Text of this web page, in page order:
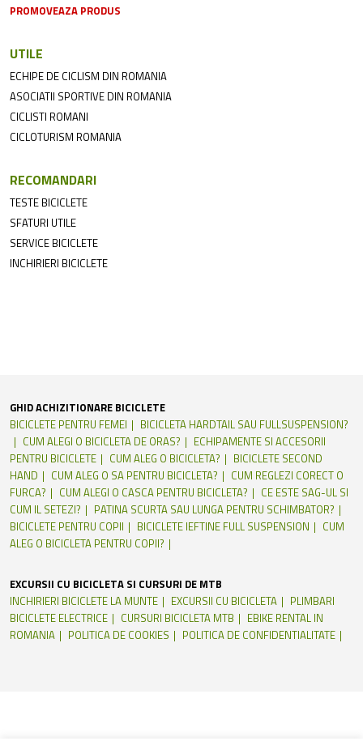
PROMOVEAZA PRODUS
UTILE
ECHIPE DE CICLISM DIN ROMANIA
ASOCIATII SPORTIVE DIN ROMANIA
CICLISTI ROMANI
CICLOTURISM ROMANIA
RECOMANDARI
TESTE BICICLETE
SFATURI UTILE
SERVICE BICICLETE
INCHIRIERI BICICLETE
GHID ACHIZITIONARE BICICLETE
BICICLETE PENTRU FEMEI
BICICLETA HARDTAIL SAU FULLSUSPENSION?
CUM ALEGI O BICICLETA DE ORAS?
ECHIPAMENTE SI ACCESORII
PENTRU BICICLETE
CUM ALEG O BICICLETA?
BICICLETE SECOND
HAND
CUM ALEG O SA PENTRU BICICLETA?
CUM REGLEZI CORECT O
FURCA?
CUM ALEGI O CASCA PENTRU BICICLETA?
CE ESTE SAG-UL SI
CUM IL SETEZI?
PATINA SCURTA SAU LUNGA PENTRU SCHIMBATOR?
BICICLETE PENTRU COPII
BICICLETE IEFTINE FULL SUSPENSION
CUM
ALEG O BICICLETA PENTRU COPII?
EXCURSII CU BICICLETA SI CURSURI DE MTB
INCHIRIERI BICICLETE LA MUNTE
EXCURSII CU BICICLETA
PLIMBARI
BICICLETE ELECTRICE
CURSURI BICICLETA MTB
EBIKE RENTAL IN
ROMANIA
POLITICA DE COOKIES POLITICA DE CONFIDENTIALITATE